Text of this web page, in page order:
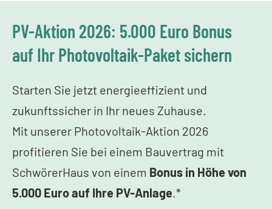
PV-Aktion 2026: 5.000 Euro Bonus
auf Ihr Photovoltaik-Paket sichern
Starten Sie jetzt energieeffizient und
zukunftssicher in Ihr neues Zuhause.
Mit unserer Photovoltaik-Aktion 2026
profitieren Sie bei einem Bauvertrag mit
SchwörerHaus von einem Bonus in Höhe von
5.000 Euro auf Ihre PV-Anlage.*